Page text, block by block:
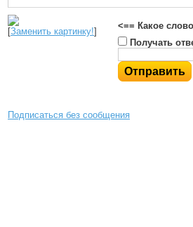
[Заменить картинку!]
<== Какое
Получать
Подписаться без сообщения